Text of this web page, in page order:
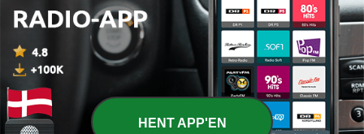
Supertanker
Pilgrim - på rejse i troens
univers
HENT APP'EN